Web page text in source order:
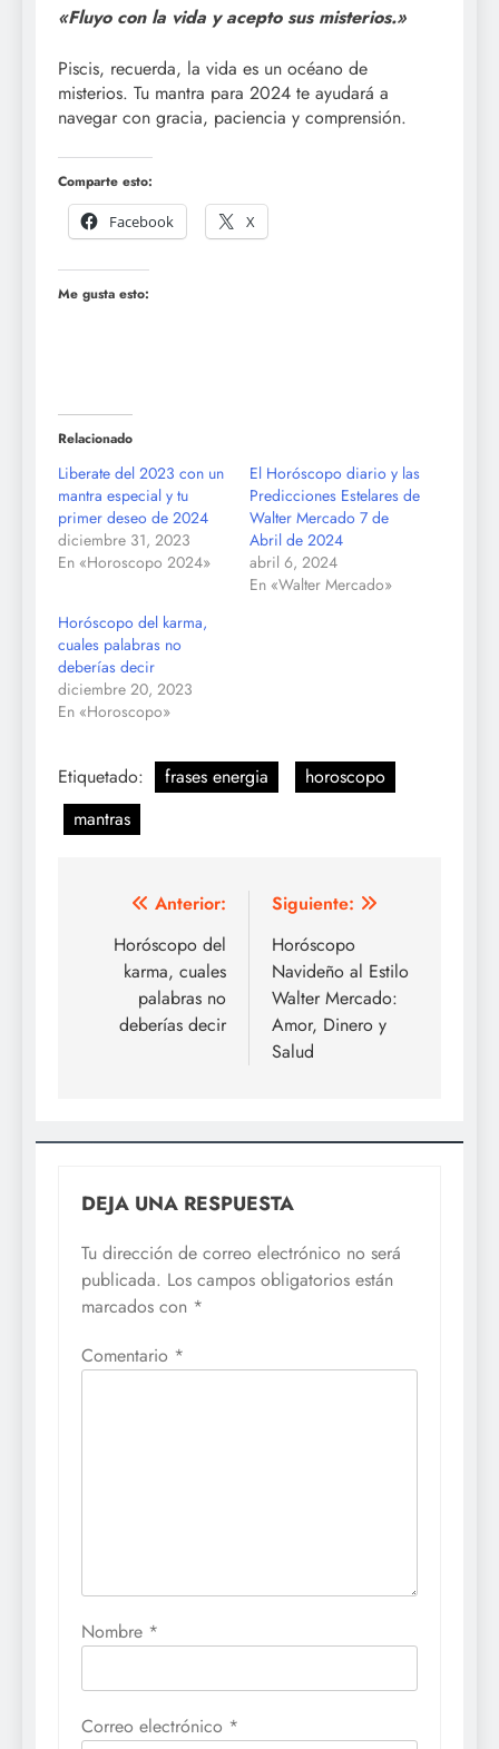
«Fluyo con la vida y acepto sus misterios.»
Piscis, recuerda, la vida es un océano de
misterios. Tu mantra para 2024 te ayudará a
navegar con gracia, paciencia y comprensión.
Comparte esto:
Facebook
X
Me gusta esto:
Relacionado
Liberate del 2023 con un
mantra especial y tu
primer deseo de 2024
diciembre 31, 2023
En «Horoscopo 2024»
El Horóscopo diario y las
Predicciones Estelares de
Walter Mercado 7 de
Abril de 2024
abril 6, 2024
En «Walter Mercado»
Horóscopo del karma,
cuales palabras no
deberías decir
diciembre 20, 2023
En «Horoscopo»
Etiquetado: frases energia
horoscopo
mantras
Navegación
entradas
Anterior:
Horóscopo del
karma, cuales
palabras no
deberías decir
Siguiente:
Horóscopo
Navideño al Estilo
Walter Mercado:
Amor, Dinero y
Salud
DEJA UNA RESPUESTA
Tu dirección de correo electrónico no será
publicada. Los campos obligatorios están
marcados con *
Comentario *
Nombre *
Correo electrónico *